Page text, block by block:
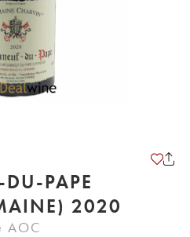
PAPE
CHARVIN (DOMAINE) 2020
AOC